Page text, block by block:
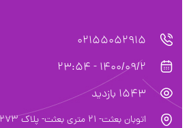
02155052915
1400/09/2 - 23:54
1543 بازدید
اتوبان بعثت- ٢١ متري بعثت- پلاك ٢٧٣ -جنب بنگاه ربيعي